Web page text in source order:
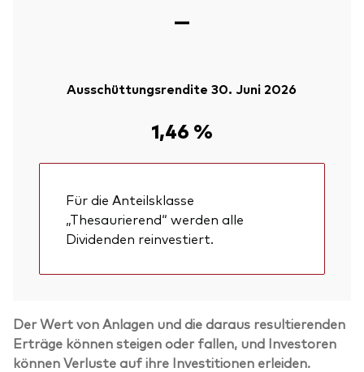
—
Ausschüttungsrendite 30. Juni 2026
1,46 %
Für die Anteilsklasse
„Thesaurierend“ werden alle
Dividenden reinvestiert.
Der Wert von Anlagen und die daraus resultierenden
Erträge können steigen oder fallen, und Investoren
können Verluste auf ihre Investitionen erleiden.